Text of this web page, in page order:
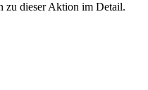
zu dieser Aktion im Detail.